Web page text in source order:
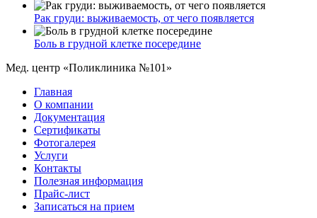
Рак груди: выживаемость, от чего появляется
Боль в грудной клетке посередине
Мед. центр «Поликлиника №101»
Главная
О компании
Документация
Сертификаты
Фотогалерея
Услуги
Контакты
Полезная информация
Прайс-лист
Записаться на прием